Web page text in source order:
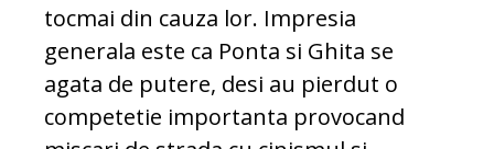
tocmai din cauza lor. Impresia
generala este ca Ponta si Ghita se
agata de putere, desi au pierdut o
competetie importanta provocand